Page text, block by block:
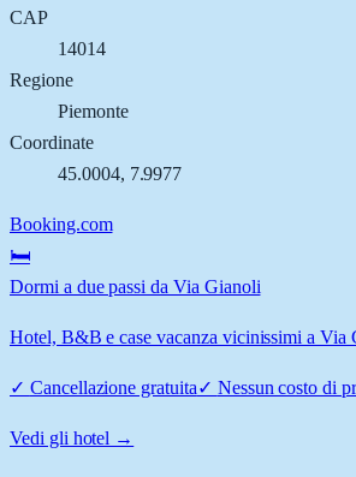
CAP
14014
Regione
Piemonte
Coordinate
45.0004, 7.9977
Booking.com
🛏️
Dormi a due passi da Via Gianoli
Hotel, B&B e case vacanza vicinissimi a Via
✓ Cancellazione gratuita✓ Nessun costo di
Vedi gli hotel →